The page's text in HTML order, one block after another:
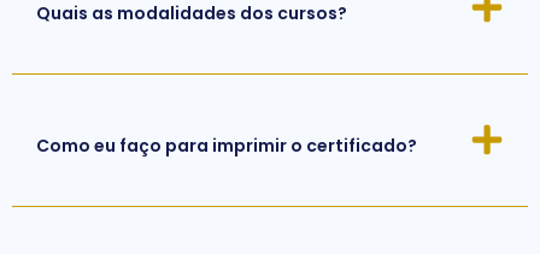
Quais as modalidades dos cursos?
Como eu faço para imprimir o certificado?